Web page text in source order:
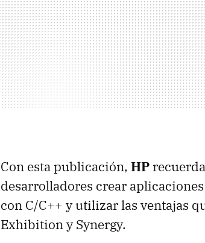
Con esta publicación, HP
desarrolladores crear
con C/C++ y utilizar las ventajas
Exhibition y Synergy.